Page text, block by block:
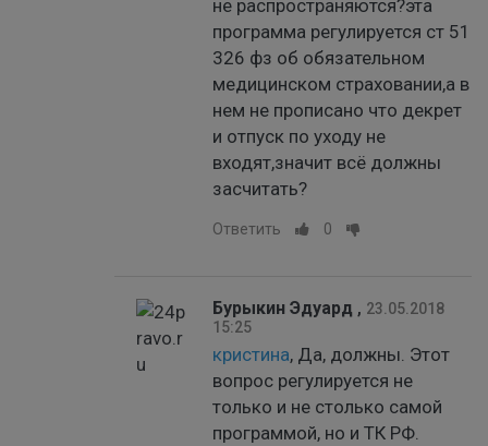
не распространяются?эта
программа регулируется ст 51
326 фз об обязательном
медицинском страховании,а в
нем не прописано что декрет
и отпуск по уходу не
входят,значит всё должны
засчитать?
Ответить 0
Бурыкин Эдуард , 23.05.2018
15:25
кристина, Да, должны. Этот
вопрос регулируется не
только и не столько самой
программой, но и ТК РФ.